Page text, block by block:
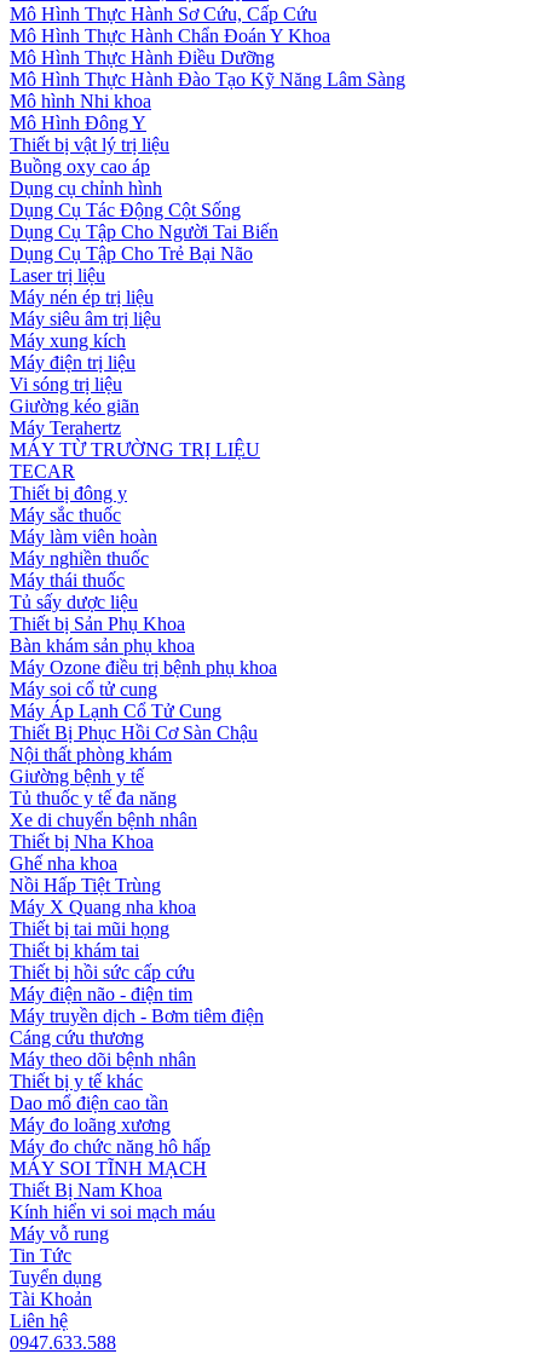
Mô Hình Thực Hành Sơ Cứu, Cấp Cứu
Mô Hình Thực Hành Chẩn Đoán Y Khoa
Mô Hình Thực Hành Điều Dưỡng
Mô Hình Thực Hành Đào Tạo Kỹ Năng Lâm Sàng
Mô hình Nhi khoa
Mô Hình Đông Y
Thiết bị vật lý trị liệu
Buồng oxy cao áp
Dụng cụ chỉnh hình
Dụng Cụ Tác Động Cột Sống
Dụng Cụ Tập Cho Người Tai Biến
Dụng Cụ Tập Cho Trẻ Bại Não
Laser trị liệu
Máy nén ép trị liệu
Máy siêu âm trị liệu
Máy xung kích
Máy điện trị liệu
Vi sóng trị liệu
Giường kéo giãn
Máy Terahertz
MÁY TỪ TRƯỜNG TRỊ LIỆU
TECAR
Thiết bị đông y
Máy sắc thuốc
Máy làm viên hoàn
Máy nghiền thuốc
Máy thái thuốc
Tủ sấy dược liệu
Thiết bị Sản Phụ Khoa
Bàn khám sản phụ khoa
Máy Ozone điều trị bệnh phụ khoa
Máy soi cổ tử cung
Máy Áp Lạnh Cổ Tử Cung
Thiết Bị Phục Hồi Cơ Sàn Chậu
Nội thất phòng khám
Giường bệnh y tế
Tủ thuốc y tế đa năng
Xe di chuyển bệnh nhân
Thiết bị Nha Khoa
Ghế nha khoa
Nồi Hấp Tiệt Trùng
Máy X Quang nha khoa
Thiết bị tai mũi họng
Thiết bị khám tai
Thiết bị hồi sức cấp cứu
Máy điện não - điện tim
Máy truyền dịch - Bơm tiêm điện
Cáng cứu thương
Máy theo dõi bệnh nhân
Thiết bị y tế khác
Dao mổ điện cao tần
Máy đo loãng xương
Máy đo chức năng hô hấp
MÁY SOI TĨNH MẠCH
Thiết Bị Nam Khoa
Kính hiển vi soi mạch máu
Máy vỗ rung
Tin Tức
Tuyển dụng
Tài Khoản
Liên hệ
0947.633.588